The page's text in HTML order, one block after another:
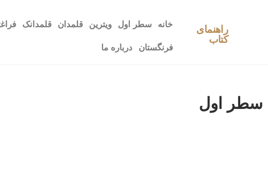
راهنمای
کتاب
خانه سطر اول ویترین قلمدان قلمدانک
فرنگستان درباره ما
سطر اول